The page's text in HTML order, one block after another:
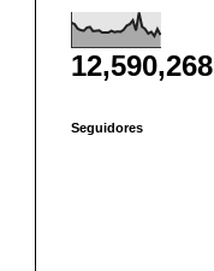
12,590,268
Seguidores